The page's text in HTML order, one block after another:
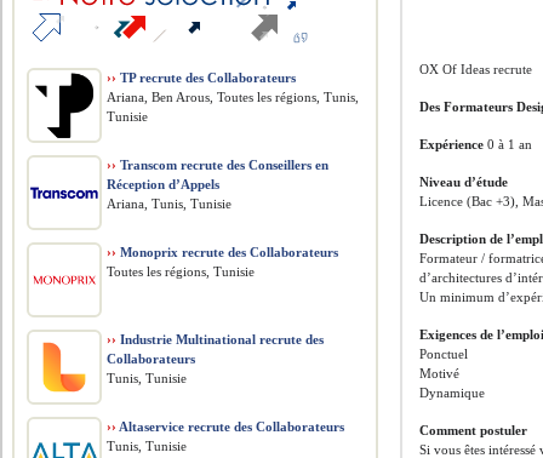
OX Of Ideas recrute
Des Formateurs
Expérience 0 à 1 an
Niveau d’étude
Licence (Bac +3),
Description de
Formateur /
d’architectures
Un minimum
Exigences de
Ponctuel
Motivé
Dynamique
Comment postuler
Si vous êtes
›› TP recrute des Collaborateurs
Ariana, Ben Arous, Toutes les régions, Tunis,
Tunisie
›› Transcom recrute des Conseillers en
Réception d’Appels
Ariana, Tunis, Tunisie
›› Monoprix recrute des Collaborateurs
Toutes les régions, Tunisie
›› Industrie Multinational recrute des
Collaborateurs
Tunis, Tunisie
›› Altaservice recrute des Collaborateurs
Tunis, Tunisie